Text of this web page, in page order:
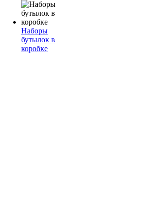
Наборы
бутылок в
коробке